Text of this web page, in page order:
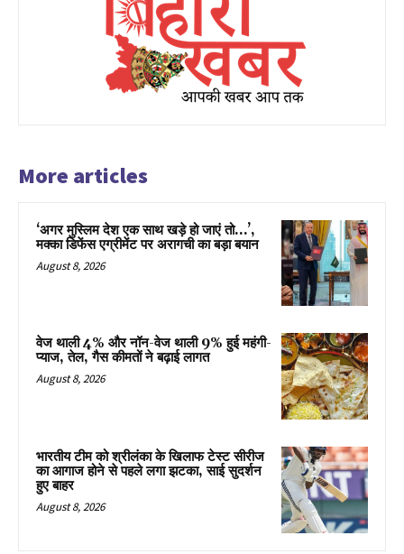
More articles
‘अगर मुस्लिम देश एक साथ खड़े हो जाएं तो…’,
मक्का डिफेंस एग्रीमेंट पर अरागची का बड़ा बयान
August 8, 2026
वेज थाली 4% और नॉन-वेज थाली 9% हुई महंगी-
प्याज, तेल, गैस कीमतों ने बढ़ाई लागत
August 8, 2026
भारतीय टीम को श्रीलंका के खिलाफ टेस्ट सीरीज
का आगाज होने से पहले लगा झटका, साई सुदर्शन
हुए बाहर
August 8, 2026